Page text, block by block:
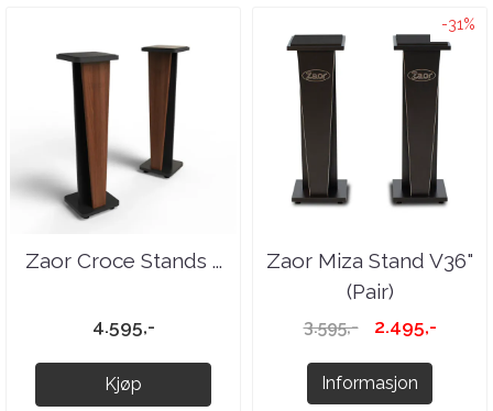
Zaor Croce Stands ...
4.595,-
Kjøp
-31%
Zaor Miza Stand V36"
(Pair)
3.595,- 2.495,-
Informasjon